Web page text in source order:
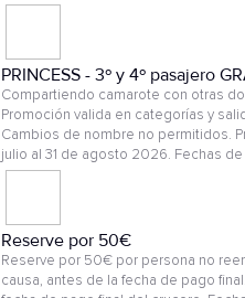
PRINCESS - 3º y 4º pasajero
Compartiendo camarote con otras
Promoción valida en categorías y
Cambios de nombre no permitidos.
julio al 31 de agosto 2026. Fechas
Reserve por 50€
Reserve por 50€ por persona no
causa, antes de la fecha de pago